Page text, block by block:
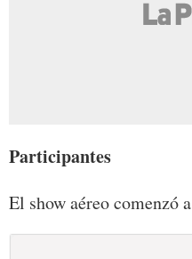
Participantes
El show aéreo comenzó